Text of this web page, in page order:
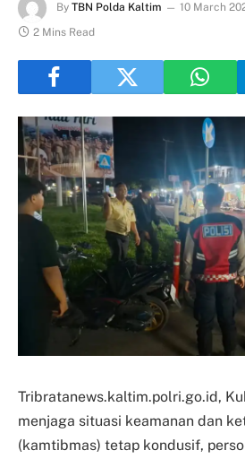
By TBN Polda Kaltim 10 March
2 Mins Read
Tribratanews.kaltim.polri.go.id,
menjaga situasi keamanan dan
(kamtibmas) tetap kondusif,